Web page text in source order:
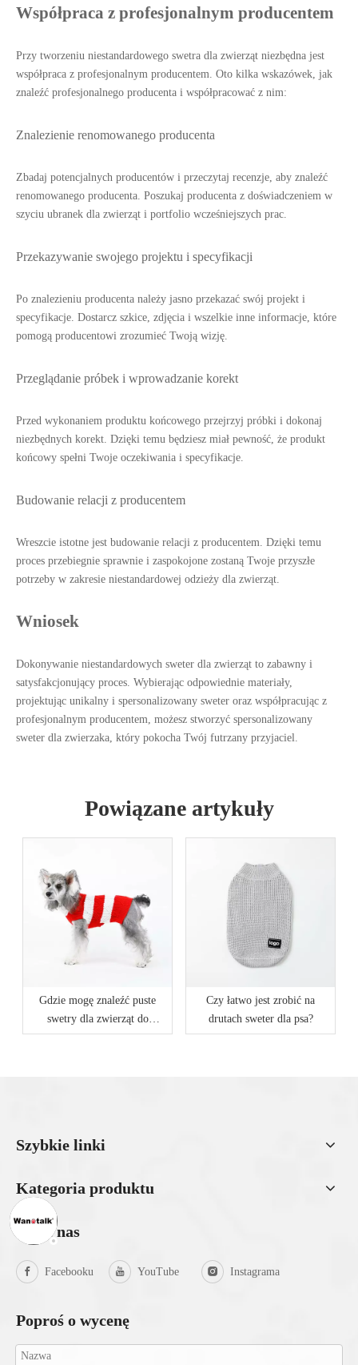
Współpraca z profesjonalnym producentem
Przy tworzeniu niestandardowego swetra dla zwierząt niezbędna jest
współpraca z profesjonalnym producentem. Oto kilka wskazówek, jak
znaleźć profesjonalnego producenta i współpracować z nim:
Znalezienie renomowanego producenta
Zbadaj potencjalnych producentów i przeczytaj recenzje, aby znaleźć
renomowanego producenta. Poszukaj producenta z doświadczeniem w
szyciu ubranek dla zwierząt i portfolio wcześniejszych prac.
Przekazywanie swojego projektu i specyfikacji
Po znalezieniu producenta należy jasno przekazać swój projekt i
specyfikacje. Dostarcz szkice, zdjęcia i wszelkie inne informacje, które
pomogą producentowi zrozumieć Twoją wizję.
Przeglądanie próbek i wprowadzanie korekt
Przed wykonaniem produktu końcowego przejrzyj próbki i dokonaj
niezbędnych korekt. Dzięki temu będziesz miał pewność, że produkt
końcowy spełni Twoje oczekiwania i specyfikacje.
Budowanie relacji z producentem
Wreszcie istotne jest budowanie relacji z producentem. Dzięki temu
proces przebiegnie sprawnie i zaspokojone zostaną Twoje przyszłe
potrzeby w zakresie niestandardowej odzieży dla zwierząt.
Wniosek
Dokonywanie niestandardowych sweter dla zwierząt to zabawny i
satysfakcjonujący proces. Wybierając odpowiednie materiały,
projektując unikalny i spersonalizowany sweter oraz współpracując z
profesjonalnym producentem, możesz stworzyć spersonalizowany
sweter dla zwierzaka, który pokocha Twój futrzany przyjaciel.
Powiązane artykuły
Gdzie mogę znaleźć puste
swetry dla zwierząt do
personalizacji?
Czy łatwo jest zrobić na
drutach sweter dla psa?
Szybkie linki
Kategoria produktu
Śledź nas
Facebooku YouTube Instagrama
Poproś o wycenę